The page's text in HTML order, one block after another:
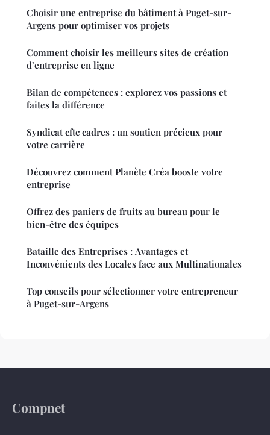
Choisir une entreprise du bâtiment à Puget-sur-
Argens pour optimiser vos projets
Comment choisir les meilleurs sites de création
d’entreprise en ligne
Bilan de compétences : explorez vos passions et
faites la différence
Syndicat cftc cadres : un soutien précieux pour
votre carrière
Découvrez comment Planète Créa booste votre
entreprise
Offrez des paniers de fruits au bureau pour le
bien-être des équipes
Bataille des Entreprises : Avantages et
Inconvénients des Locales face aux Multinationales
Top conseils pour sélectionner votre entrepreneur
à Puget-sur-Argens
Compnet